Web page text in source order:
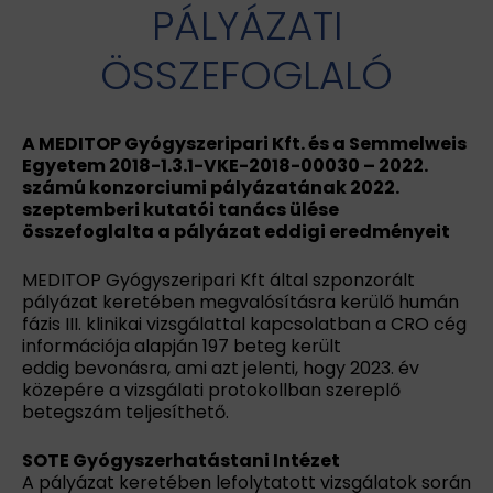
PÁLYÁZATI
ÖSSZEFOGLALÓ
A MEDITOP Gyógyszeripari Kft. és a Semmelweis
Egyetem 2018-1.3.1-VKE-2018-00030 – 2022.
számú konzorciumi pályázatának 2022.
szeptemberi kutatói tanács ülése
összefoglalta a pályázat eddigi eredményeit
MEDITOP Gyógyszeripari Kft által szponzorált
pályázat keretében megvalósításra kerülő humán
fázis III. klinikai vizsgálattal kapcsolatban a CRO cég
információja alapján 197 beteg került
eddig bevonásra, ami azt jelenti, hogy 2023. év
közepére a vizsgálati protokollban szereplő
betegszám teljesíthető.
SOTE Gyógyszerhatástani Intézet
A pályázat keretében lefolytatott vizsgálatok során